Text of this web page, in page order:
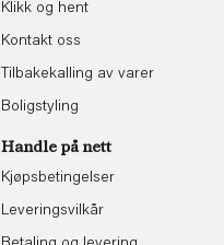
Klikk og hent
Kontakt oss
Tilbakekalling av varer
Boligstyling
Handle på nett
Kjøpsbetingelser
Leveringsvilkår